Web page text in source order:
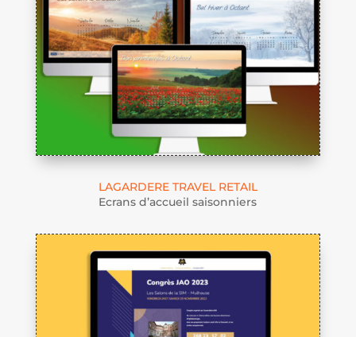
LAGARDERE TRAVEL RETAIL
Ecrans d’accueil saisonniers